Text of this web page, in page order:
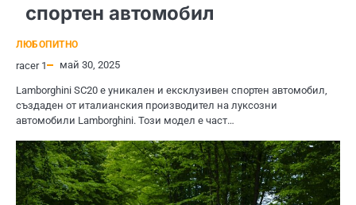
спортен автомобил
ЛЮБОПИТНО
racer 1 май 30, 2025
Lamborghini SC20 е уникален и ексклузивен спортен автомобил,
създаден от италианския производител на луксозни
автомобили Lamborghini. Този модел е част…